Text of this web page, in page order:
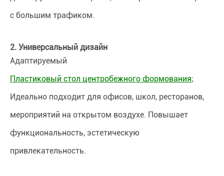
с большим трафиком.
2. Универсальный дизайн
Адаптируемый
Пластиковый стол центробежного формования;
Идеально подходит для офисов, школ, ресторанов,
мероприятий на открытом воздухе. Повышает
функциональность, эстетическую
привлекательность.